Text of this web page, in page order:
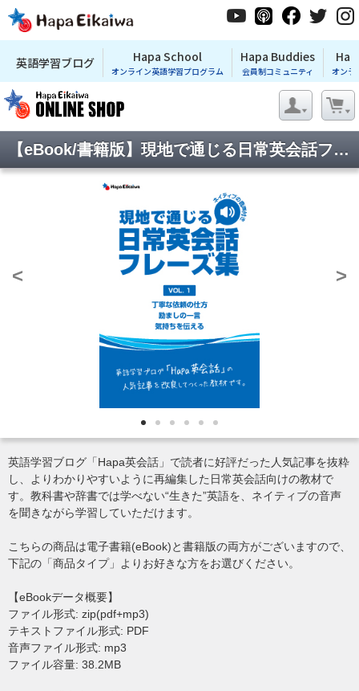
英語学習ブログ Hapa School
オンライン英語学習プログラム
Hapa Buddies
会員制コミュニティ オンラ
【eBook/書籍版】現地で通じる日常英会話フレーズ集Vol.1(ネイティブの音声付き)
< >
英語学習ブログ「Hapa英会話」で読者に好評だった人気記事を抜粋
し、よりわかりやすいように再編集した日常英会話向けの教材で
す。教科書や辞書では学べない“生きた”英語を、ネイティブの音声
を聞きながら学習していただけます。
こちらの商品は電子書籍(eBook)と書籍版の両方がございますので、
下記の「商品タイプ」よりお好きな方をお選びください。
【eBookデータ概要】
ファイル形式: zip(pdf+mp3)
テキストファイル形式: PDF
音声ファイル形式: mp3
ファイル容量: 38.2MB